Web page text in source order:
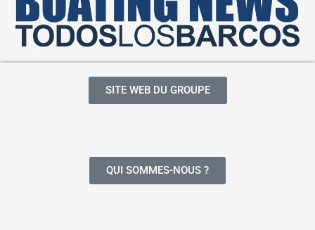
SITE WEB DU GROUPE
QUI SOMMES-NOUS ?